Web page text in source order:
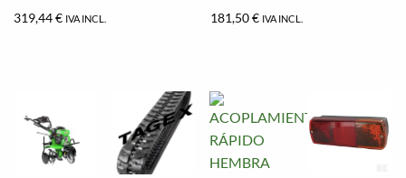
319,44€ IVA INCL. 181,50€ IVA INCL.